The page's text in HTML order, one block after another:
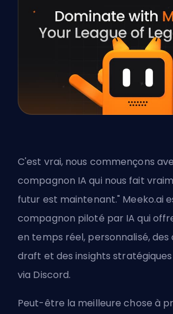
C'est vrai, nous commençons
compagnon IA qui nous fait
futur est maintenant." Meeko.ai
compagnon piloté par IA qui
en temps réel, personnalisé, des
draft et des insights
via Discord.
Peut-être la meilleure chose à